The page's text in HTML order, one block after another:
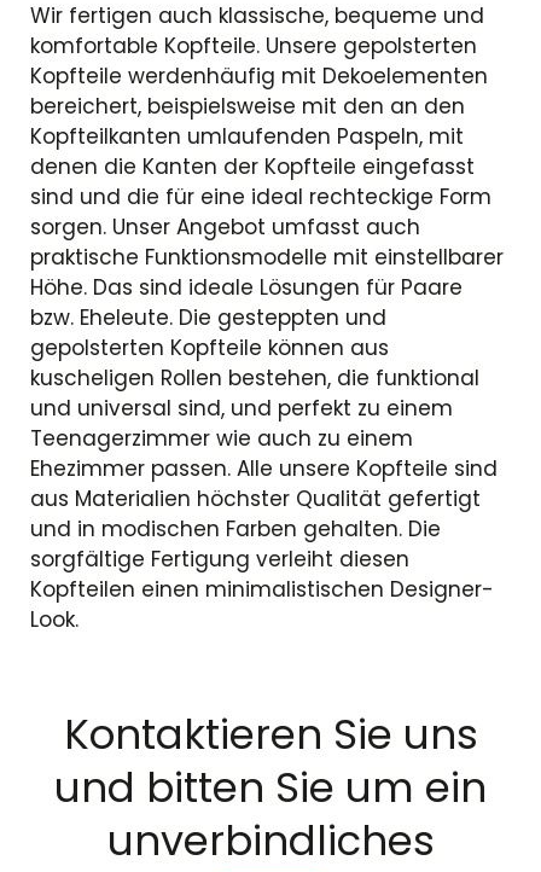
Wir fertigen auch klassische, bequeme und
komfortable Kopfteile. Unsere gepolsterten
Kopfteile werdenhäufig mit Dekoelementen
bereichert, beispielsweise mit den an den
Kopfteilkanten umlaufenden Paspeln, mit
denen die Kanten der Kopfteile eingefasst
sind und die für eine ideal rechteckige Form
sorgen. Unser Angebot umfasst auch
praktische Funktionsmodelle mit einstellbarer
Höhe. Das sind ideale Lösungen für Paare
bzw. Eheleute. Die gesteppten und
gepolsterten Kopfteile können aus
kuscheligen Rollen bestehen, die funktional
und universal sind, und perfekt zu einem
Teenagerzimmer wie auch zu einem
Ehezimmer passen. Alle unsere Kopfteile sind
aus Materialien höchster Qualität gefertigt
und in modischen Farben gehalten. Die
sorgfältige Fertigung verleiht diesen
Kopfteilen einen minimalistischen Designer-
Look.
Kontaktieren Sie uns
und bitten Sie um ein
unverbindliches